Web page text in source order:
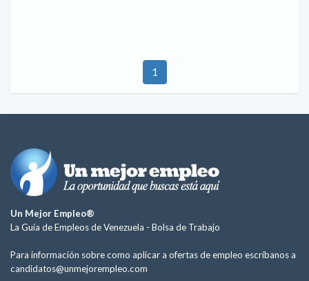
1
Un Mejor Empleo®
La Guía de Empleos de Venezuela - Bolsa de Trabajo
Para información sobre como aplicar a ofertas de empleo escríbanos a
candidatos@unmejorempleo.com